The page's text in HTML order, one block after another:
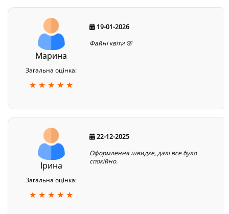
Марина
Загальна оцінка:
★ ★ ★ ★ ★
19-01-2026
Файні квіти 🌸
Ірина
Загальна оцінка:
★ ★ ★ ★ ★
22-12-2025
Оформлення швидке, далі все було
спокійно.